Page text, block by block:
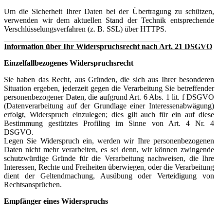
Um die Sicherheit Ihrer Daten bei der Übertragung zu schützen,
verwenden wir dem aktuellen Stand der Technik entsprechende
Verschlüsselungsverfahren (z. B. SSL) über HTTPS.
Information über Ihr Widerspruchsrecht nach Art. 21 DSGVO
Einzelfallbezogenes Widerspruchsrecht
Sie haben das Recht, aus Gründen, die sich aus Ihrer besonderen
Situation ergeben, jederzeit gegen die Verarbeitung Sie betreffender
personenbezogener Daten, die aufgrund Art. 6 Abs. 1 lit. f DSGVO
(Datenverarbeitung auf der Grundlage einer Interessenabwägung)
erfolgt, Widerspruch einzulegen; dies gilt auch für ein auf diese
Bestimmung gestütztes Profiling im Sinne von Art. 4 Nr. 4
DSGVO.
Legen Sie Widerspruch ein, werden wir Ihre personenbezogenen
Daten nicht mehr verarbeiten, es sei denn, wir können zwingende
schutzwürdige Gründe für die Verarbeitung nachweisen, die Ihre
Interessen, Rechte und Freiheiten überwiegen, oder die Verarbeitung
dient der Geltendmachung, Ausübung oder Verteidigung von
Rechtsansprüchen.
Empfänger eines Widerspruchs